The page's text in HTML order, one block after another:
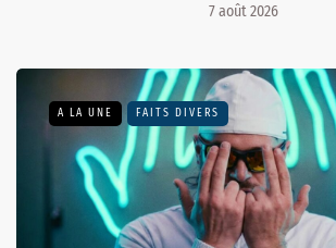
7 août 2026
A LA UNE FAITS DIVERS